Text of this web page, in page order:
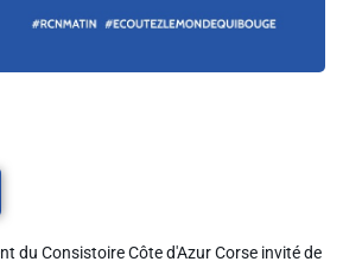
du Consistoire Côte d'Azur Corse invité de